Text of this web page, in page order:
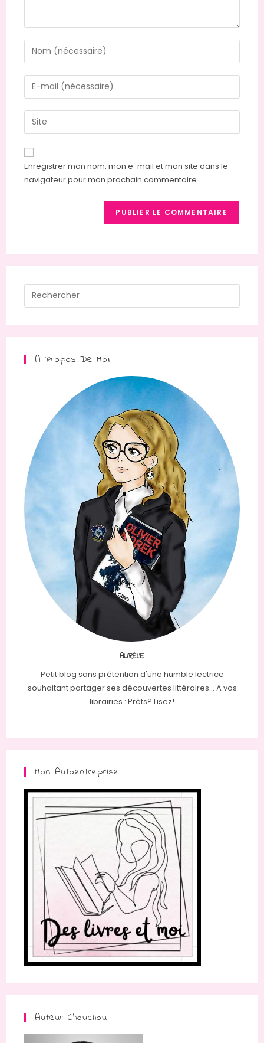
Enregistrer mon nom, mon e-mail et mon site dans le
navigateur pour mon prochain commentaire.
A Propos De Moi
AURÉLIE
Petit blog sans prétention d'une humble lectrice
souhaitant partager ses découvertes littéraires... A vos
librairies : Prêts? Lisez!
Mon Autoentreprise
Auteur Chouchou